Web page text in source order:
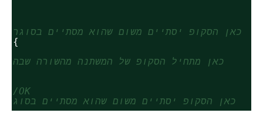
//כאן הסקופ יסתיים משום שהוא מסתיים בסוגר
//כאן מתחיל הסקופ של המשתנה מהשורה שבה
//OK
//כאן הסקופ יסתיים משום שהוא מסתיים בסוגר